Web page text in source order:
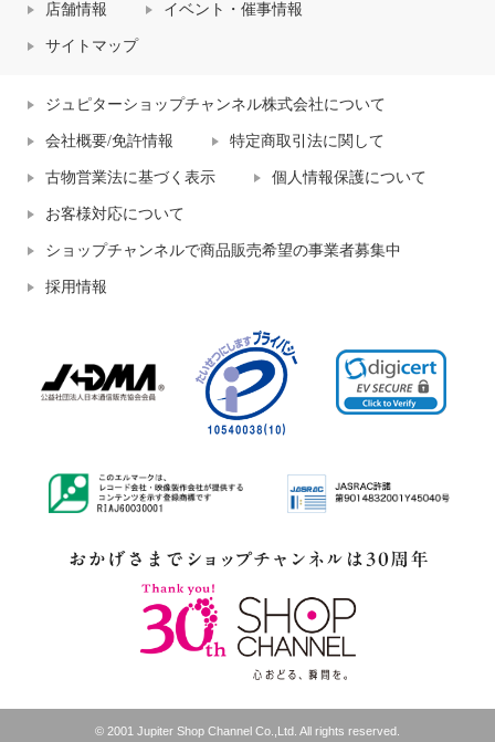
店舗情報 イベント・催事情報
サイトマップ
ジュピターショップチャンネル株式会社について
会社概要/免許情報 特定商取引法に関して
古物営業法に基づく表示 個人情報保護について
お客様対応について
ショップチャンネルで商品販売希望の事業者募集中
採用情報
© 2001 Jupiter Shop Channel Co.,Ltd. All rights reserved.